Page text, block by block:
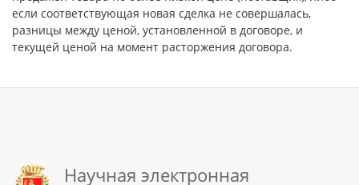
если соответствующая новая сделка не совершалась,
разницы между ценой, установленной в договоре, и
текущей ценой на момент расторжения договора.
Научная электронная